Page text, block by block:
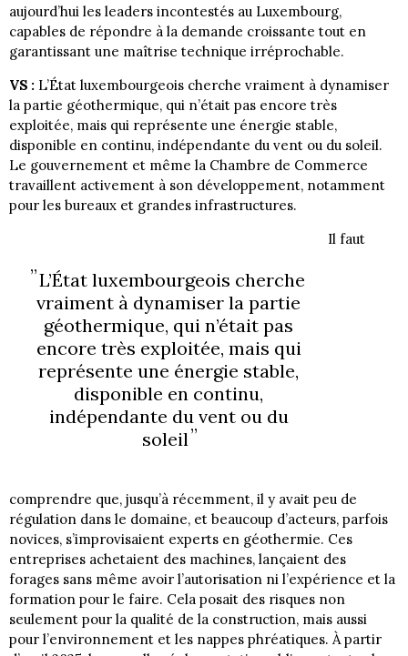
aujourd’hui les leaders incontestés au Luxembourg,
capables de répondre à la demande croissante tout en
garantissant une maîtrise technique irréprochable.
VS : L’État luxembourgeois cherche vraiment à dynamiser
la partie géothermique, qui n’était pas encore très
exploitée, mais qui représente une énergie stable,
disponible en continu, indépendante du vent ou du soleil.
Le gouvernement et même la Chambre de Commerce
travaillent activement à son développement, notamment
pour les bureaux et grandes infrastructures.
L’État luxembourgeois cherche
vraiment à dynamiser la partie
géothermique, qui n’était pas
encore très exploitée, mais qui
représente une énergie stable,
disponible en continu,
indépendante du vent ou du
soleil
Il faut
comprendre que, jusqu’à récemment, il y avait peu de
régulation dans le domaine, et beaucoup d’acteurs, parfois
novices, s’improvisaient experts en géothermie. Ces
entreprises achetaient des machines, lançaient des
forages sans même avoir l’autorisation ni l’expérience et la
formation pour le faire. Cela posait des risques non
seulement pour la qualité de la construction, mais aussi
pour l’environnement et les nappes phréatiques. À partir